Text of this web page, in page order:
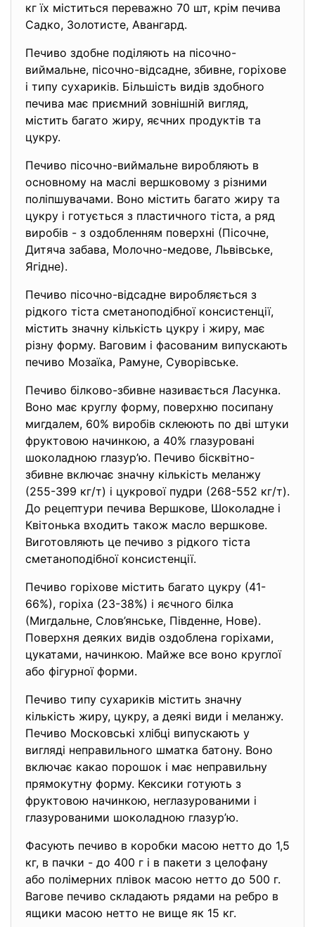
кг їх міститься переважно 70 шт, крім печива
Садко, Золотисте, Авангард.
Печиво здобне поділяють на пісочно-
виймальне, пісочно-відсадне, збивне, горіхове
і типу сухариків. Більшість видів здобного
печива має приємний зовнішній вигляд,
містить багато жиру, яєчних продуктів та
цукру.
Печиво пісочно-виймальне виробляють в
основному на маслі вершковому з різними
поліпшувачами. Воно містить багато жиру та
цукру і готується з пластичного тіста, а ряд
виробів - з оздобленням поверхні (Пісочне,
Дитяча забава, Молочно-медове, Львівське,
Ягідне).
Печиво пісочно-відсадне виробляється з
рідкого тіста сметаноподібної консистенції,
містить значну кількість цукру і жиру, має
різну форму. Ваговим і фасованим випускають
печиво Мозаїка, Рамуне, Суворівське.
Печиво білково-збивне називається Ласунка.
Воно має круглу форму, поверхню посипану
мигдалем, 60% виробів склеюють по дві штуки
фруктовою начинкою, а 40% глазуровані
шоколадною глазур’ю. Печиво бісквітно-
збивне включає значну кількість меланжу
(255-399 кг/т) і цукрової пудри (268-552 кг/т).
До рецептури печива Вершкове, Шоколадне і
Квітонька входить також масло вершкове.
Виготовляють це печиво з рідкого тіста
сметаноподібної консистенції.
Печиво горіхове містить багато цукру (41-
66%), горіха (23-38%) і яєчного білка
(Мигдальне, Слов’янське, Південне, Нове).
Поверхня деяких видів оздоблена горіхами,
цукатами, начинкою. Майже все воно круглої
або фігурної форми.
Печиво типу сухариків містить значну
кількість жиру, цукру, а деякі види і меланжу.
Печиво Московські хлібці випускають у
вигляді неправильного шматка батону. Воно
включає какао порошок і має неправильну
прямокутну форму. Кексики готують з
фруктовою начинкою, неглазурованими і
глазурованими шоколадною глазур’ю.
Фасують печиво в коробки масою нетто до 1,5
кг, в пачки - до 400 г і в пакети з целофану
або полімерних плівок масою нетто до 500 г.
Вагове печиво складають рядами на ребро в
ящики масою нетто не вище як 15 кг.